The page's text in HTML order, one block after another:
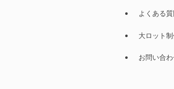
よくある
大ロット
お問い合